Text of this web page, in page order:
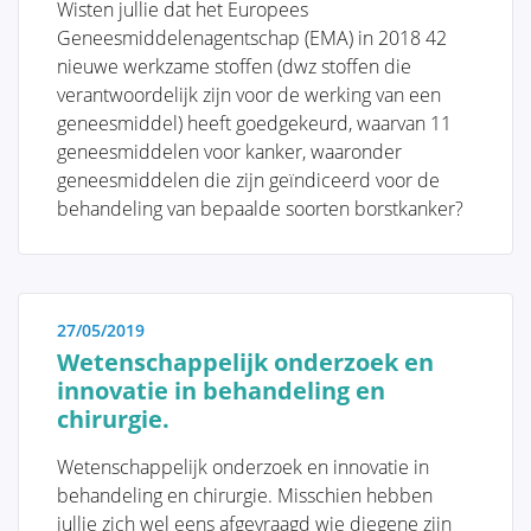
QUALITY OF LIFE
screeningsstrategie gekozen worden. Het is daarom
belangrijk om deze risico- en genetische factoren te
begrijpen.
Het belang van screening en
zelfonderzoek
Wisten jullie dat het Europees
Geneesmiddelenagentschap (EMA) in 2018 42
nieuwe werkzame stoffen (dwz stoffen die
verantwoordelijk zijn voor de werking van een
geneesmiddel) heeft goedgekeurd, waarvan 11
geneesmiddelen voor kanker, waaronder
geneesmiddelen die zijn geïndiceerd voor de
behandeling van bepaalde soorten borstkanker?
27/05/2019
Wetenschappelijk onderzoek en
innovatie in behandeling en
chirurgie.
Wetenschappelijk onderzoek en innovatie in
behandeling en chirurgie. Misschien hebben
jullie zich wel eens afgevraagd wie diegene zijn